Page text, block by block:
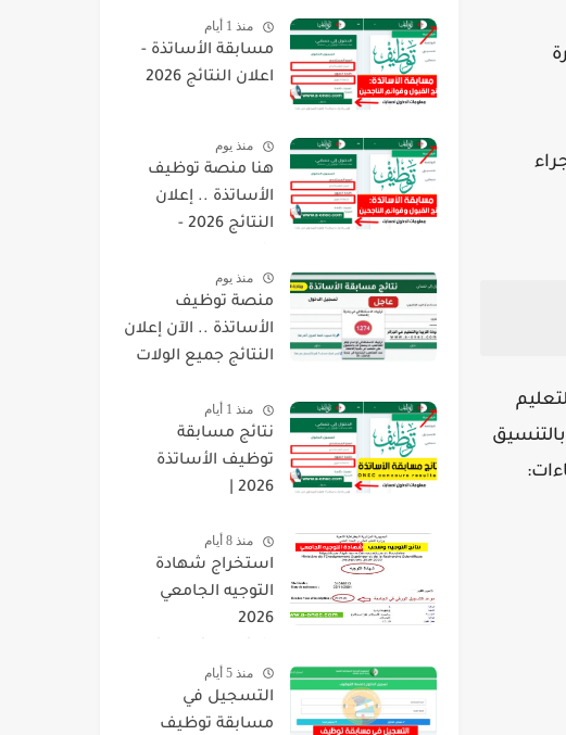
منذ 1 أيام
مسابقة الأساتذة -
اعلان النتائج 2026
منذ يوم
هنا منصة توظيف
الأساتذة .. إعلان
النتائج 2026 -
منذ يوم
منصة توظيف
الأساتذة .. الآن إعلان
النتائج جميع الولات
concours.onec.dz
منذ 1 أيام
نتائج مسابقة
توظيف الأساتذة
résultat
منذ 8 أيام
استخراج شهادة
التوجيه الجامعي
2026
منذ 5 أيام
التسجيل في
مسابقة توظيف